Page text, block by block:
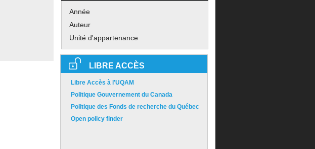
Année
Auteur
Unité d'appartenance
LIBRE ACCÈS
Libre Accès à l'UQAM
Politique Gouvernement du Canada
Politique des Fonds de recherche du Québec
Open policy finder